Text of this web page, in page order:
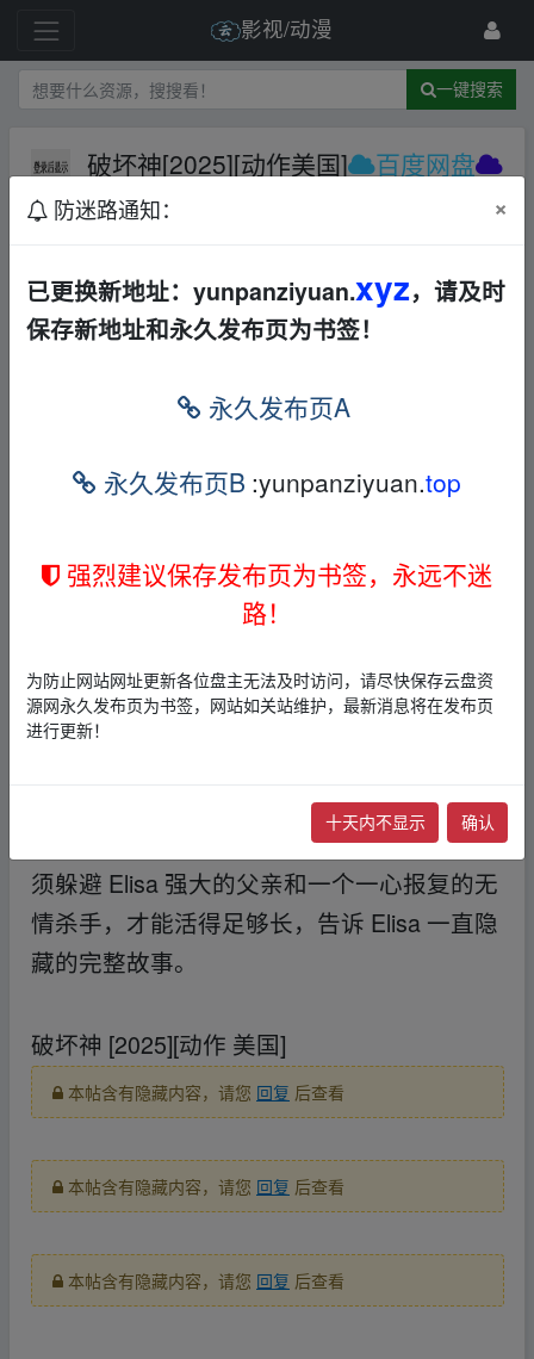
影视/动漫
一键搜索
破坏神[2025][动作美国]
百度网盘
夸克网盘
剧情讲述了克里斯·钱尼 （Kris Chaney） 出
狱后，为了履行旧承诺而开始执行一项危险
子的女儿艾丽莎 （Elisa） 时，他发现自己处
于危险之中。她的父亲文森特 （Vincent） 向
vo 是一个杀手，他加入追捕不是为了钱，而
是为了他自己对 Vincent 家人的仇恨。Kris 必
须躲避 Elisa 强大的父亲和一个一心报复的无
情杀手，才能活得足够长，告诉 Elisa 一直隐
藏的完整故事。
破坏神 [2025][动作 美国]
本帖含有隐藏内容，请您 回复 后查看
本帖含有隐藏内容，请您 回复 后查看
本帖含有隐藏内容，请您 回复 后查看
防迷路通知： ×
已更换新地址：yunpanziyuan.xyz，请及时
保存新地址和永久发布页为书签！
永久发布页A
永久发布页B :yunpanziyuan.top
强烈建议保存发布页为书签，永远不迷
路！
为防止网站网址更新各位盘主无法及时访问，请尽快保存云盘资
源网永久发布页为书签，网站如关站维护，最新消息将在发布页
进行更新！
十天内不显示 确认